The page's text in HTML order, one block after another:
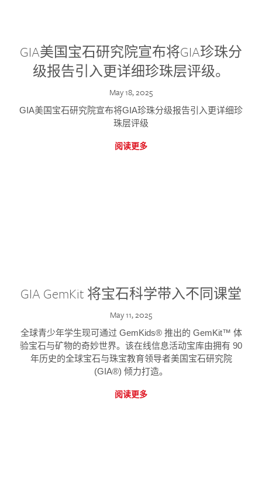
GIA美国宝石研究院宣布将GIA珍珠分
级报告引入更详细珍珠层评级。
May 18, 2025
GIA美国宝石研究院宣布将GIA珍珠分级报告引入更详细珍
珠层评级
阅读更多
GIA GemKit 将宝石科学带入不同课堂
May 11, 2025
全球青少年学生现可通过 GemKids® 推出的 GemKit™ 体
验宝石与矿物的奇妙世界。该在线信息活动宝库由拥有 90
年历史的全球宝石与珠宝教育领导者美国宝石研究院
(GIA®) 倾力打造。
阅读更多